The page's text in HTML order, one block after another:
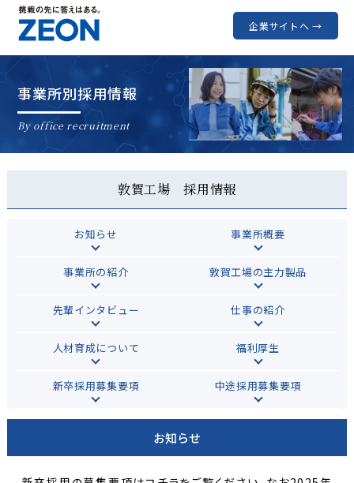
企業サイトへ →
事業所別採用情報
By office recruitment
敦賀工場 採用情報
お知らせ 事業所概要
事業所の紹介 敦賀工場の主力製品
先輩インタビュー 仕事の紹介
人材育成について 福利厚生
新卒採用募集要項 中途採用募集要項
お知らせ